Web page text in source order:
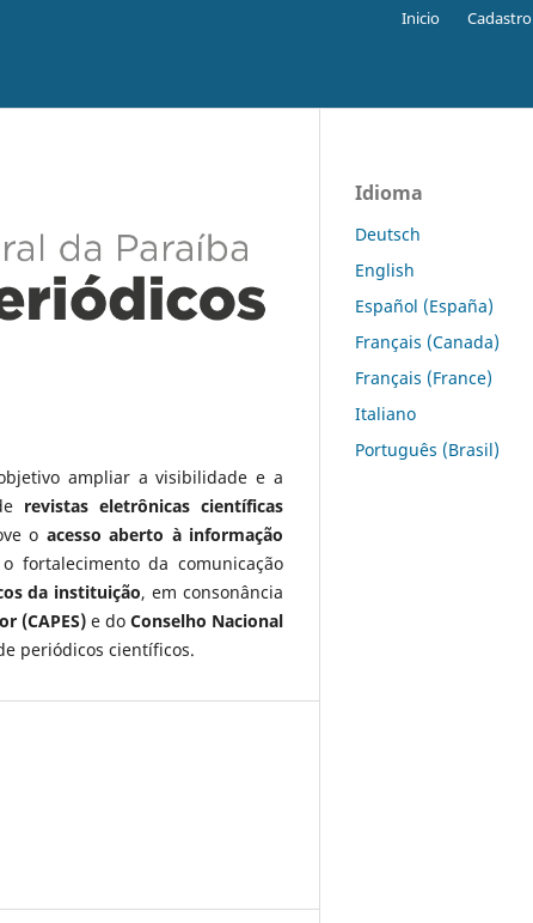
Inicio Cadastro
ampliar a visibilidade e a
revistas eletrônicas científicas
o acesso aberto à informação
fortalecimento da comunicação
da instituição, em consonância
(CAPES)e do Conselho Nacional
periódicos científicos.
Idioma
Deutsch
English
Español (España)
Français (Canada)
Français (France)
Italiano
Português (Brasil)